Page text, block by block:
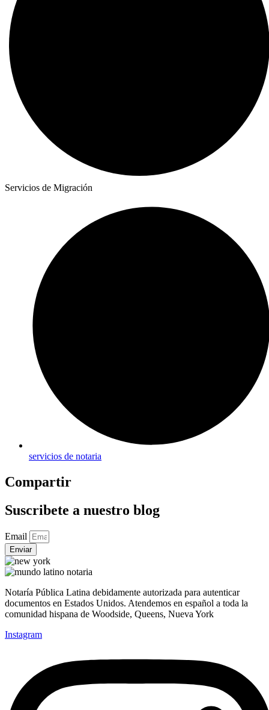
Servicios de Migración
servicios de notaria
Compartir
Suscribete a nuestro blog
Email
Enviar
Notaría Pública Latina debidamente autorizada para autenticar
documentos en Estados Unidos. Atendemos en español a toda la
comunidad hispana de Woodside, Queens, Nueva York
Instagram